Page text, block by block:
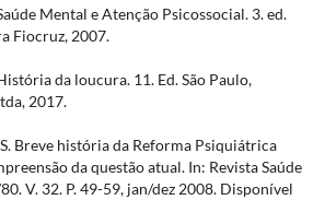
Mental e Atenção Psicossocial. 3. ed.
Fiocruz, 2007.
da loucura. 11. Ed. São Paulo,
2017.
S. Breve história da Reforma Psiquiátrica
da questão atual. In: Revista Saúde
V. 32. P. 49-59, jan/dez 2008. Disponível